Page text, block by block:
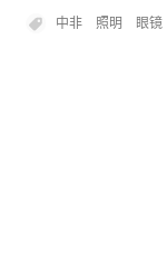
中非 照明 眼镜